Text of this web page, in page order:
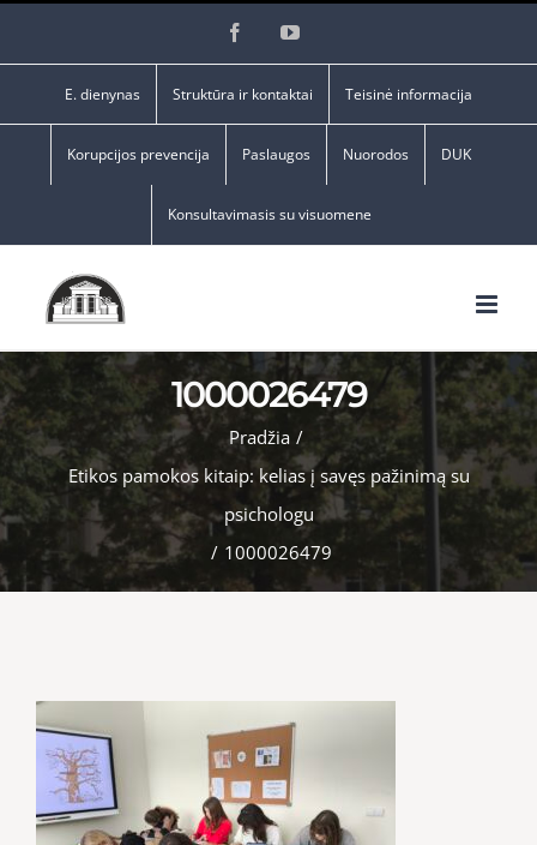
FacebookYouTube
E. dienynas Struktūra ir kontaktai Teisinė informacija
Korupcijos prevencija Paslaugos Nuorodos DUK
Konsultavimasis su visuomene
1000026479
Pradžia /
Etikos pamokos kitaip: kelias į savęs pažinimą su
psichologu
/ 1000026479